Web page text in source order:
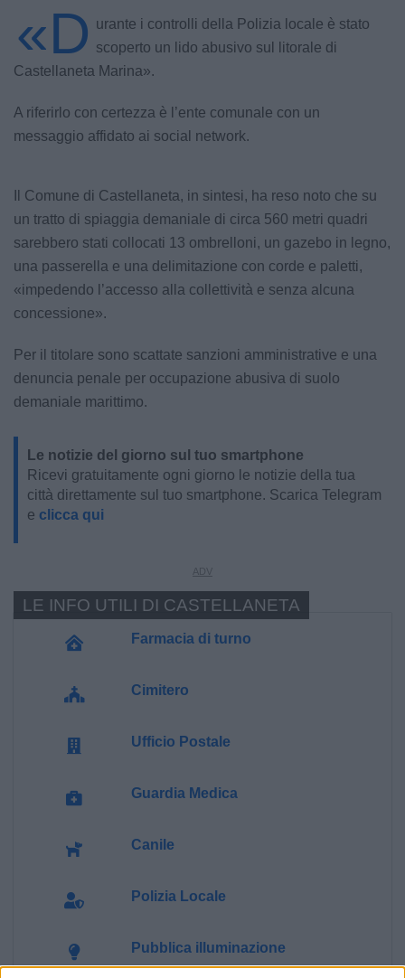
«D urante i controlli della Polizia locale è stato
scoperto un lido abusivo sul litorale di
Castellaneta Marina».
A riferirlo con certezza è l’ente comunale con un
messaggio affidato ai social network.
Il Comune di Castellaneta, in sintesi, ha reso noto che su
un tratto di spiaggia demaniale di circa 560 metri quadri
sarebbero stati collocati 13 ombrelloni, un gazebo in legno,
una passerella e una delimitazione con corde e paletti,
«impedendo l’accesso alla collettività e senza alcuna
concessione».
Per il titolare sono scattate sanzioni amministrative e una
denuncia penale per occupazione abusiva di suolo
demaniale marittimo.
Le notizie del giorno sul tuo smartphone
Ricevi gratuitamente ogni giorno le notizie della tua
città direttamente sul tuo smartphone. Scarica Telegram
e clicca qui
Farmacia di turno
Cimitero
Ufficio Postale
Guardia Medica
Canile
Polizia Locale
Pubblica illuminazione
LE INFO UTILI DI CASTELLANETA